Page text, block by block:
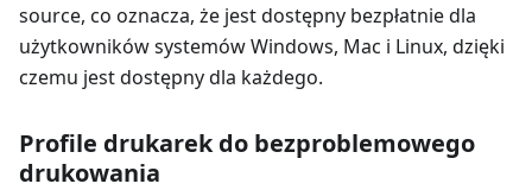
source, co oznacza, że jest dostępny bezpłatnie dla
użytkowników systemów Windows, Mac i Linux, dzięki
czemu jest dostępny dla każdego.
Profile drukarek do bezproblemowego
drukowania